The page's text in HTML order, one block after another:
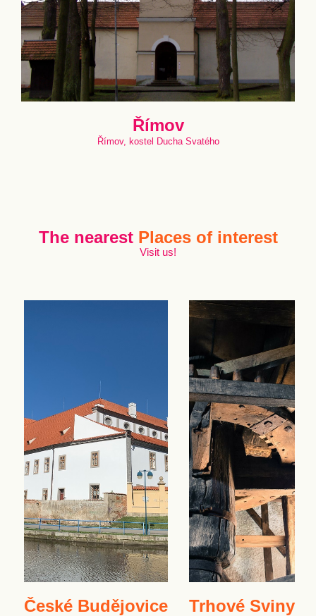
Římov
Římov, kostel Ducha Svatého
The nearest Places of interest
Visit us!
České Budějovice Trhové Sviny